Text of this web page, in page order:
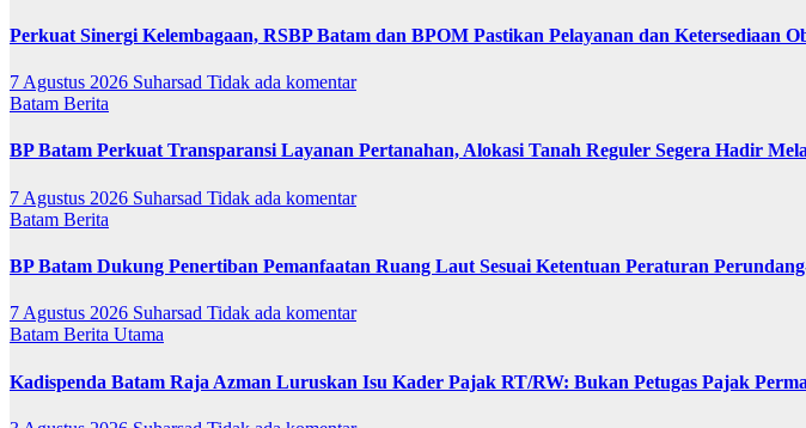
Perkuat Sinergi Kelembagaan, RSBP Batam dan BPOM Pastikan Pelayanan dan Ketersediaan
7 Agustus 2026 Suharsad Tidak ada komentar
Batam Berita
BP Batam Perkuat Transparansi Layanan Pertanahan, Alokasi Tanah Reguler Segera Hadir
7 Agustus 2026 Suharsad Tidak ada komentar
Batam Berita
BP Batam Dukung Penertiban Pemanfaatan Ruang Laut Sesuai Ketentuan Peraturan
7 Agustus 2026 Suharsad Tidak ada komentar
Batam Berita Utama
Kadispenda Batam Raja Azman Luruskan Isu Kader Pajak RT/RW: Bukan Petugas Pajak